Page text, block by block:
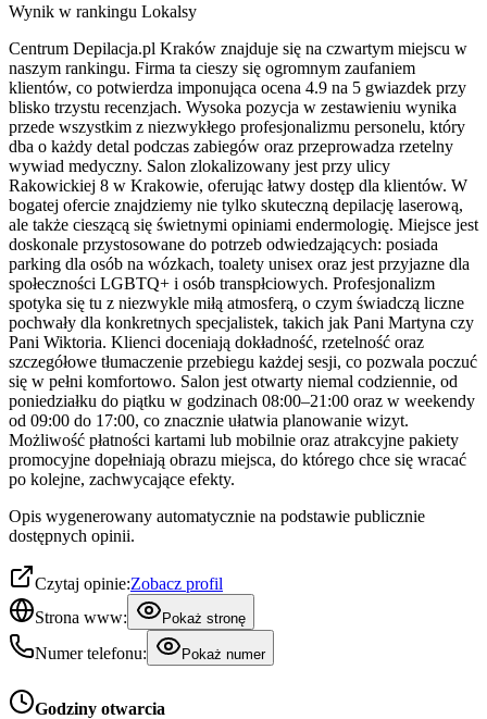
Wynik w rankingu Lokalsy
Centrum Depilacja.pl Kraków znajduje się na czwartym miejscu w
naszym rankingu. Firma ta cieszy się ogromnym zaufaniem
klientów, co potwierdza imponująca ocena 4.9 na 5 gwiazdek przy
blisko trzystu recenzjach. Wysoka pozycja w zestawieniu wynika
przede wszystkim z niezwykłego profesjonalizmu personelu, który
dba o każdy detal podczas zabiegów oraz przeprowadza rzetelny
wywiad medyczny. Salon zlokalizowany jest przy ulicy
Rakowickiej 8 w Krakowie, oferując łatwy dostęp dla klientów. W
bogatej ofercie znajdziemy nie tylko skuteczną depilację laserową,
ale także cieszącą się świetnymi opiniami endermologię. Miejsce jest
doskonale przystosowane do potrzeb odwiedzających: posiada
parking dla osób na wózkach, toalety unisex oraz jest przyjazne dla
społeczności LGBTQ+ i osób transpłciowych. Profesjonalizm
spotyka się tu z niezwykle miłą atmosferą, o czym świadczą liczne
pochwały dla konkretnych specjalistek, takich jak Pani Martyna czy
Pani Wiktoria. Klienci doceniają dokładność, rzetelność oraz
szczegółowe tłumaczenie przebiegu każdej sesji, co pozwala poczuć
się w pełni komfortowo. Salon jest otwarty niemal codziennie, od
poniedziałku do piątku w godzinach 08:00–21:00 oraz w weekendy
od 09:00 do 17:00, co znacznie ułatwia planowanie wizyt.
Możliwość płatności kartami lub mobilnie oraz atrakcyjne pakiety
promocyjne dopełniają obrazu miejsca, do którego chce się wracać
po kolejne, zachwycające efekty.
Opis wygenerowany automatycznie na podstawie publicznie
dostępnych opinii.
Czytaj opinie:Zobacz profil
Strona www:
Pokaż stronę
Numer telefonu: Pokaż numer
Godziny otwarcia